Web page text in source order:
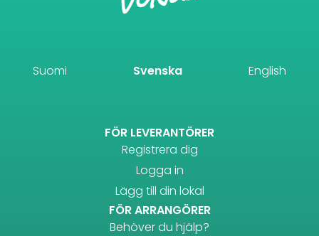
Suomi Svenska English
FÖR LEVERANTÖRER
Registrera dig
Logga in
Lägg till din lokal
FÖR ARRANGÖRER
Behöver du hjälp?